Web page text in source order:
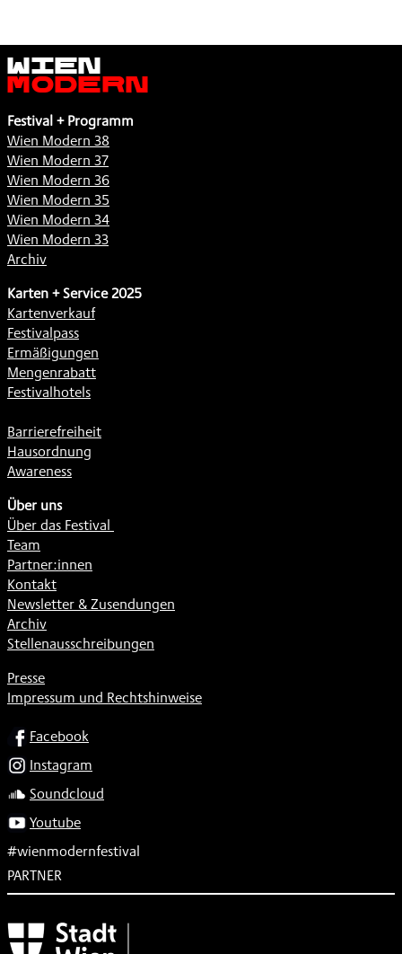
Wien
Modern
Festival + Programm
Wien Modern 38
Wien Modern 37
Wien Modern 36
Wien Modern 35
Wien Modern 34
Wien Modern 33
Archiv
Karten + Service 2025
Kartenverkauf
Festivalpass
Ermäßigungen
Mengenrabatt
Festivalhotels
Barrierefreiheit
Hausordnung
Awareness
Über uns
Über das Festival
Team
Partner:innen
Kontakt
Newsletter & Zusendungen
Archiv
Stellenausschreibungen
Presse
Impressum und Rechtshinweise
SOCIALFacebook
Instagram
Soundcloud
Youtube
#wienmodernfestival
PARTNER
Subventionsgeber